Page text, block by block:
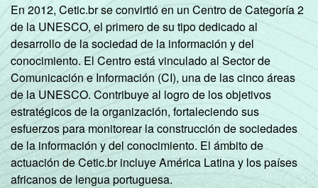
En 2012, Cetic.br se convirtió en un Centro de Categoría 2
de la UNESCO, el primero de su tipo dedicado al
desarrollo de la sociedad de la información y del
conocimiento. El Centro está vinculado al Sector de
Comunicación e Información (CI), una de las cinco áreas
de la UNESCO. Contribuye al logro de los objetivos
estratégicos de la organización, fortaleciendo sus
esfuerzos para monitorear la construcción de sociedades
de la información y del conocimiento. El ámbito de
actuación de Cetic.br incluye América Latina y los países
africanos de lengua portuguesa.